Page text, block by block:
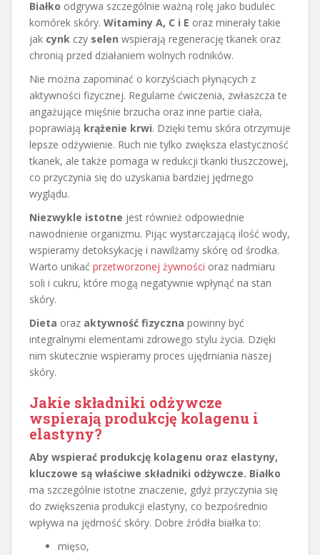
Białko odgrywa szczególnie ważną rolę jako budulec
komórek skóry. Witaminy A, C i E oraz minerały takie
jak cynk czy selen wspierają regenerację tkanek oraz
chronią przed działaniem wolnych rodników.
Nie można zapominać o korzyściach płynących z
aktywności fizycznej. Regularne ćwiczenia, zwłaszcza te
angażujące mięśnie brzucha oraz inne partie ciała,
poprawiają krążenie krwi. Dzięki temu skóra otrzymuje
lepsze odżywienie. Ruch nie tylko zwiększa elastyczność
tkanek, ale także pomaga w redukcji tkanki tłuszczowej,
co przyczynia się do uzyskania bardziej jędrnego
wyglądu.
Niezwykle istotne jest również odpowiednie
nawodnienie organizmu. Pijąc wystarczającą ilość wody,
wspieramy detoksykację i nawilżamy skórę od środka.
Warto unikać przetworzonej żywności oraz nadmiaru
soli i cukru, które mogą negatywnie wpłynąć na stan
skóry.
Dieta oraz aktywność fizyczna powinny być
integralnymi elementami zdrowego stylu życia. Dzięki
nim skutecznie wspieramy proces ujędrniania naszej
skóry.
Jakie składniki odżywcze
wspierają produkcję kolagenu i
elastyny?
Aby wspierać produkcję kolagenu oraz elastyny,
kluczowe są właściwe składniki odżywcze. Białko
ma szczególnie istotne znaczenie, gdyż przyczynia się
do zwiększenia produkcji elastyny, co bezpośrednio
wpływa na jędrność skóry. Dobre źródła białka to:
mięso,